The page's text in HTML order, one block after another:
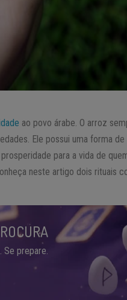
ao povo árabe. O arroz
Ele possui uma forma de
para a vida de
neste artigo dois rituais
Se prepare.